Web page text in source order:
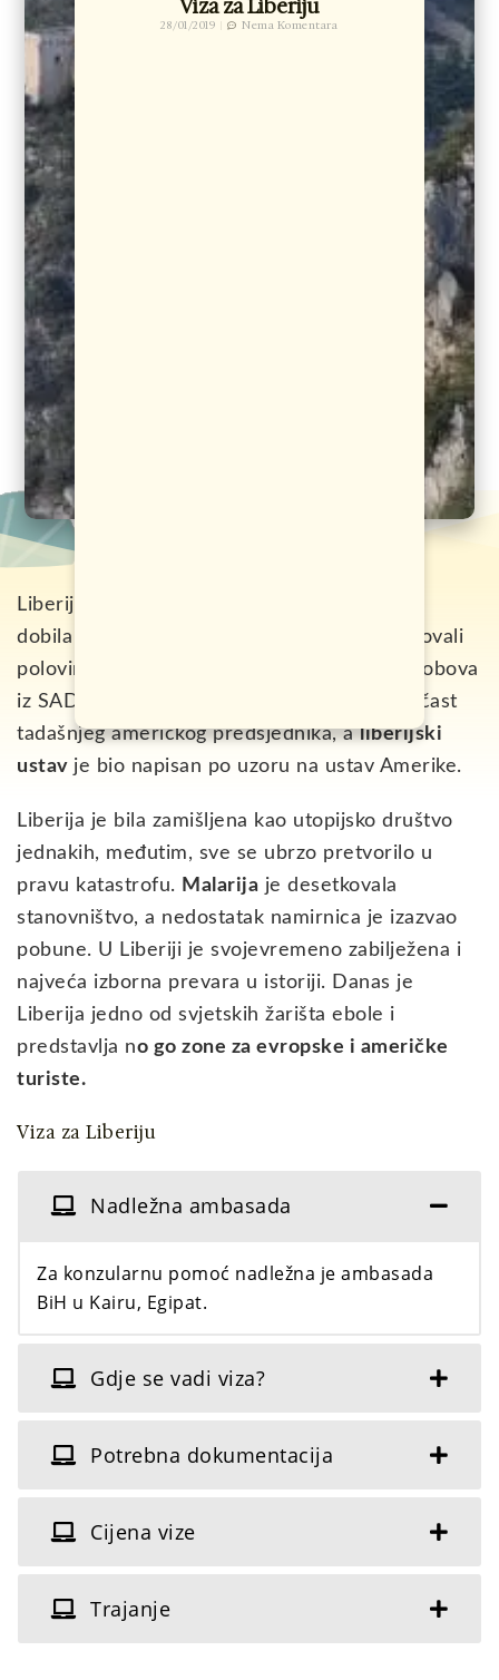
Viza za Liberiju
28/01/2019 Nema Komentara
Liberija je zemlja zapadne Afrike koja je ime
dobila po latinskoj riječi libertas. Nju su osnovali
polovinom 19. vijeka potomci oslobođenih robova
iz SAD. Prestonicu su nazvali
, u čast
tadašnjeg američkog predsjednika, aliberijski
ustav je bio napisan po uzoru na ustav Amerike.
Liberija je bila zamišljena kao utopijsko društvo
jednakih, međutim, sve se ubrzo pretvorilo u
pravu katastrofu. Malarija je desetkovala
stanovništvo, a nedostatak namirnica je izazvao
pobune. U Liberiji je svojevremeno zabilježena i
najveća izborna prevara u istoriji. Danas je
Liberija jedno od svjetskih žarišta ebole i
predstavlja no go zone za evropske i američke
turiste.
Viza za Liberiju
Nadležna ambasada
Za konzularnu pomoć nadležna je ambasada
BiH u Kairu, Egipat.
Gdje se vadi viza?
Potrebna dokumentacija
Cijena vize
Trajanje